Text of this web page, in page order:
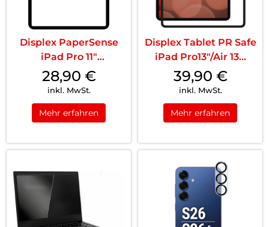
Displex PaperSense
iPad Pro 11″
(1./2./3./4....
28,90 €
inkl. MwSt.
Mehr erfahren
Displex Tablet PR Safe
iPad Pro13″/Air 13...
39,90 €
inkl. MwSt.
Mehr erfahren